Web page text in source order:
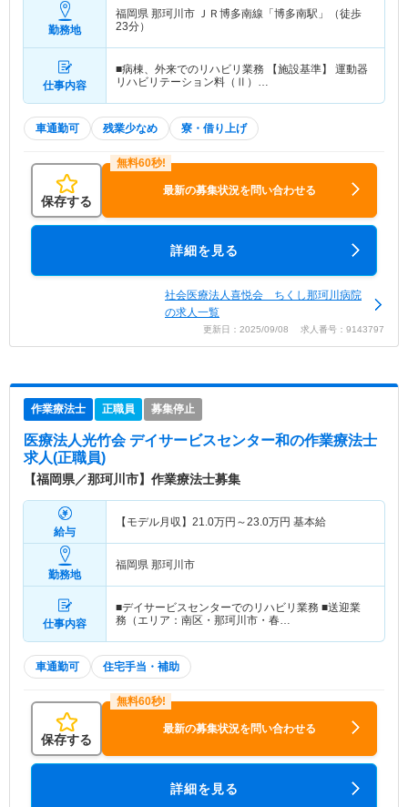
勤務地
福岡県 那珂川市 ＪＲ博多南線「博多南駅」（徒歩
23分）
仕事内容
■病棟、外来でのリハビリ業務 【施設基準】 運動器
リハビリテーション料（Ⅱ）…
車通勤可 残業少なめ 寮・借り上げ
保存する
最新の募集状況を問い合わせる
詳細を見る
社会医療法人喜悦会 ちくし那珂川病院
の求人一覧
更新日：2025/09/08 求人番号：9143797
作業療法士 正職員 募集停止
医療法人光竹会 デイサービスセンター和の作業療法士
求人(正職員)
【福岡県／那珂川市】作業療法士募集
給与
【モデル月収】 21.0万円～23.0万円 基本給
勤務地
福岡県 那珂川市
仕事内容
■デイサービスセンターでのリハビリ業務 ■送迎業
務（エリア：南区・那珂川市・春…
車通勤可 住宅手当・補助
保存する
最新の募集状況を問い合わせる
詳細を見る